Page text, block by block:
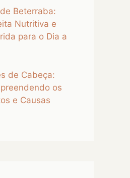
Beterraba:
Nutritiva e
para o Dia a
de Cabeça:
os
e Causas